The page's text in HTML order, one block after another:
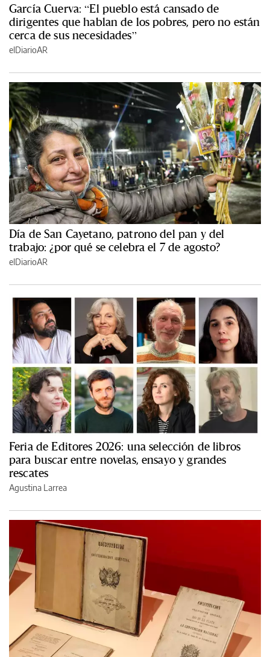
García Cuerva: “El pueblo está cansado de
dirigentes que hablan de los pobres, pero no están
cerca de sus necesidades”
elDiarioAR
Día de San Cayetano, patrono del pan y del
trabajo: ¿por qué se celebra el 7 de agosto?
elDiarioAR
Feria de Editores 2026: una selección de libros
para buscar entre novelas, ensayo y grandes
rescates
Agustina Larrea